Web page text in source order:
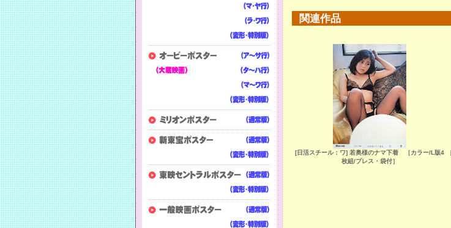
関連作品
[日活スチール：ワ] 若奥様のナマ下着 ［カラー/L版4
枚組/プレス・袋付］